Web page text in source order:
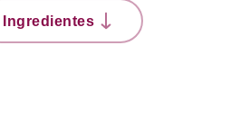
Ingredientes